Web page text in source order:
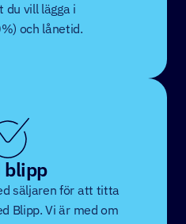
du vill lägga i
och lånetid.
blipp
säljaren för att titta
Blipp. Vi är med om